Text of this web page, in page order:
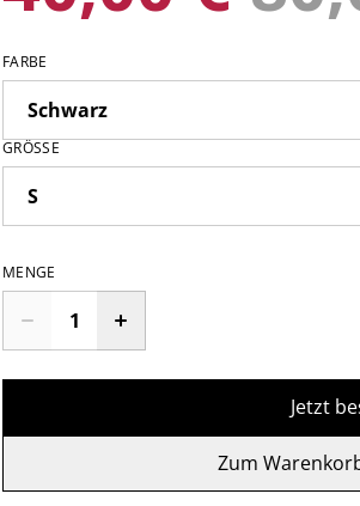
FARBE
GRÖSSE
MENGE
Jetzt
Zum